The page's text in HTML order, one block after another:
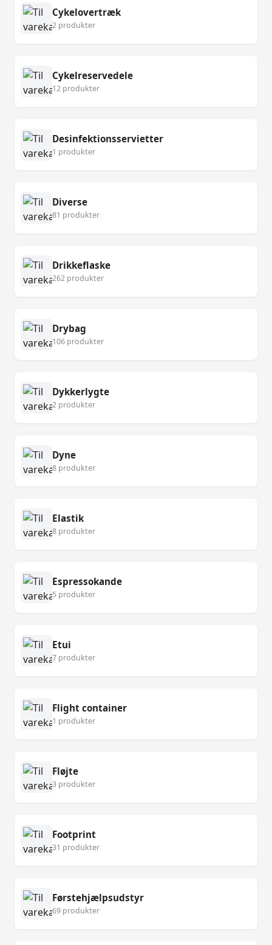
Cykelovertræk
2 produkter
Cykelreservedele
12 produkter
Desinfektionsservietter
1 produkter
Diverse
81 produkter
Drikkeflaske
262 produkter
Drybag
106 produkter
Dykkerlygte
2 produkter
Dyne
8 produkter
Elastik
8 produkter
Espressokande
5 produkter
Etui
7 produkter
Flight container
1 produkter
Fløjte
3 produkter
Footprint
31 produkter
Førstehjælpsudstyr
69 produkter